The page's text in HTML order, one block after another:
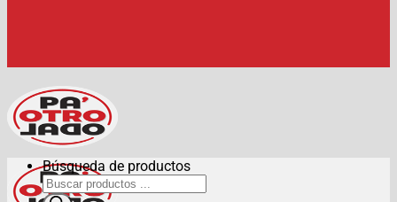
Búsqueda de productos